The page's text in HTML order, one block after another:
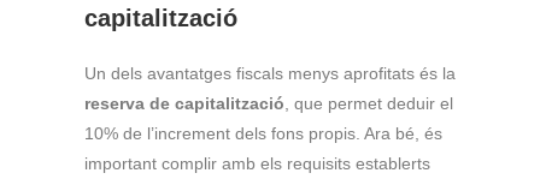
capitalització
Un dels avantatges fiscals menys aprofitats és la
reserva de capitalització, que permet deduir el
10% de l’increment dels fons propis. Ara bé, és
important complir amb els requisits establerts